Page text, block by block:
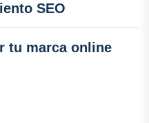
SEO
tu marca online